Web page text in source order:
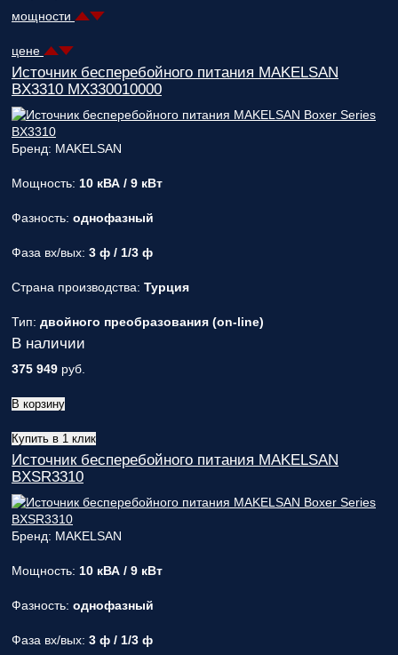
мощности
цене
Источник бесперебойного питания MAKELSAN
BX3310 MX330010000
Бренд: MAKELSAN
Мощность: 10 кВА / 9 кВт
Фазность: однофазный
Фаза вх/вых: 3 ф / 1/3 ф
Страна производства: Турция
Тип: двойного преобразования (on-line)
В наличии
375 949 руб.
В корзину
Купить в 1 клик
Источник бесперебойного питания MAKELSAN
BXSR3310
Бренд: MAKELSAN
Мощность: 10 кВА / 9 кВт
Фазность: однофазный
Фаза вх/вых: 3 ф / 1/3 ф
любой
вопрос и
будет
ответственным
необходимое
Трехфазные
<<